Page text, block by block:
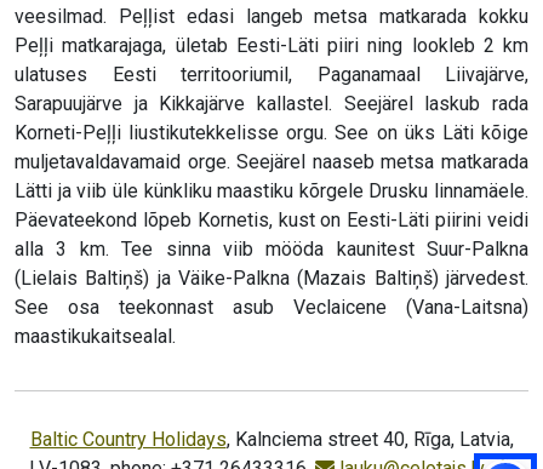
veesilmad. Peļļist edasi langeb metsa matkarada kokku
Peļļi matkarajaga, ületab Eesti-Läti piiri ning lookleb 2 km
ulatuses Eesti territooriumil, Paganamaal Liivajärve,
Sarapuujärve ja Kikkajärve kallastel. Seejärel laskub rada
Korneti-Peļļi liustikutekkelisse orgu. See on üks Läti kõige
muljetavaldavamaid orge. Seejärel naaseb metsa matkarada
Lätti ja viib üle künkliku maastiku kõrgele Drusku linnamäele.
Päevateekond lõpeb Kornetis, kust on Eesti-Läti piirini veidi
alla 3 km. Tee sinna viib mööda kaunitest Suur-Palkna
(Lielais Baltiņš) ja Väike-Palkna (Mazais Baltiņš) järvedest.
See osa teekonnast asub Veclaicene (Vana-Laitsna)
maastikukaitsealal.
Baltic Country Holidays, Kalnciema street 40, Rīga, Latvia,